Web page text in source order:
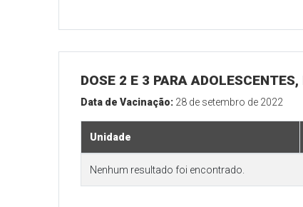
DOSE 2 E 3 PARA
Data de Vacinação: 28 de setembro de 2022
Unidade
Nenhum resultado foi encontrado.